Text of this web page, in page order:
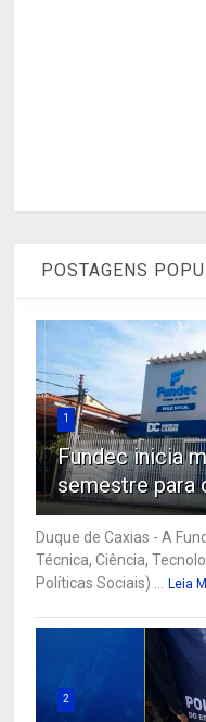
POSTAGENS
1
Fundec inicia
semestre para
Duque de Caxias - A
Técnica, Ciência,
Políticas Sociais) ...
Leia
2